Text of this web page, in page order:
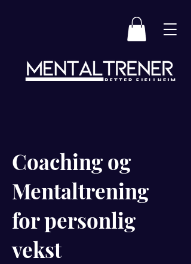
Coaching og
Mentaltrening
for personlig
vekst